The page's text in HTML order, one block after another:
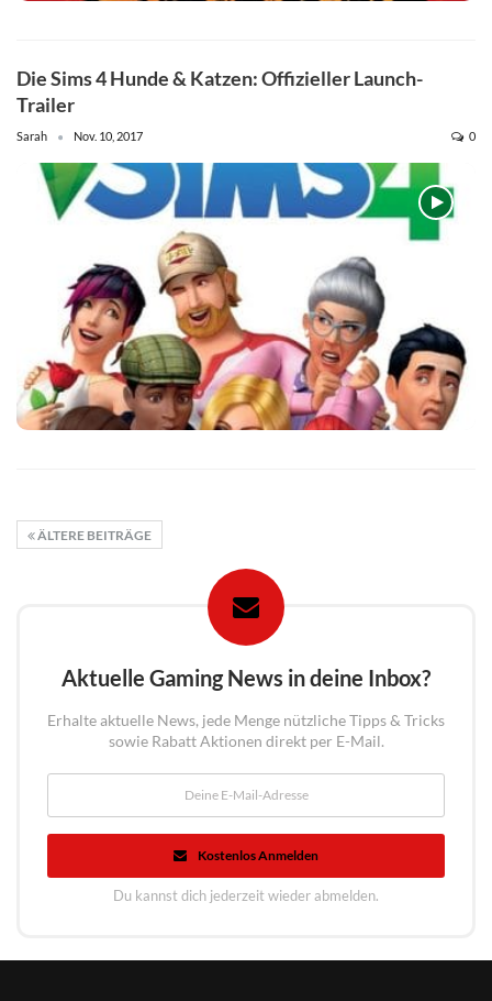
Die Sims 4 Hunde & Katzen: Offizieller Launch-
Trailer
Sarah Nov. 10, 2017 0
ÄLTERE BEITRÄGE
Aktuelle Gaming News in deine Inbox?
Erhalte aktuelle News, jede Menge nützliche Tipps & Tricks
sowie Rabatt Aktionen direkt per E-Mail.
Kostenlos Anmelden
Du kannst dich jederzeit wieder abmelden.